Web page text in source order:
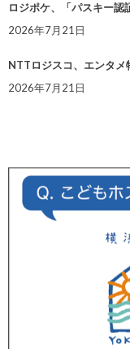
ロジポケ、「パスキー認
2026年7月21日
NTTロジスコ、エンタ
2026年7月21日